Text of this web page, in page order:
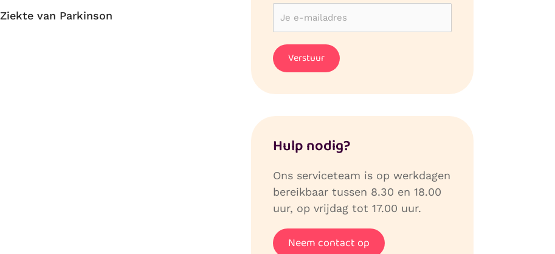
Ziekte van Parkinson
Hulp nodig?
Ons serviceteam is op werkdagen
bereikbaar tussen 8.30 en 18.00
uur, op vrijdag tot 17.00 uur.
Neem contact op